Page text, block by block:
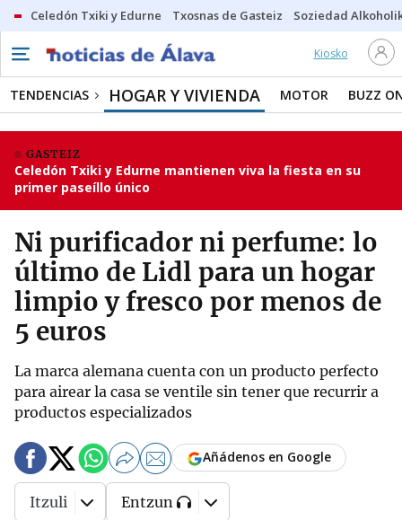
Celedón Txiki y Edurne Txosnas de Gasteiz Soziedad
Kiosko
TENDENCIAS HOGAR Y VIVIENDA MOTOR BUZZ
GASTEIZ
Celedón Txiki y Edurne mantienen viva la fiesta en su
primer paseíllo único
Ni purificador ni perfume: lo
último de Lidl para un hogar
limpio y fresco por menos de
5 euros
La marca alemana cuenta con un producto perfecto
para airear la casa se ventile sin tener que recurrir a
productos especializados
Añádenos en Google
Itzuli Entzun